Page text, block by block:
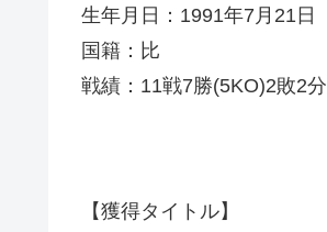
生年月日：1991年7月21日
国籍：比
戦績：11戦7勝(5KO)2敗2分
【獲得タイトル】